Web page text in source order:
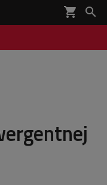
shopping_cart 
